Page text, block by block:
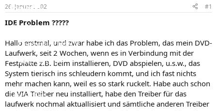
Forum
Aktuelles
Empfohlene Inhalte
Neue Beiträge
Neueste Aktivitäten
Leserartikel
e
r
t
a
26. Januar 2002 #1
IDE Problem ?????
Hallo erstmal, und zwar habe ich das Problem, das mein DVD-
Laufwerk, seit 2 Wochen, wenn es in Verbindung mit der
Festplatte z.B. beim installieren, DVD abspielen, u.s.w., das
System tierisch ins schleudern kommt, und ich fast nichts
mehr machen kann, weil es so stark ruckelt. Habe auch schon
die VIA Treiber neu installiert, habe den Treiber für das
laufwerk nochmal aktuallisiert und sämtliche anderen Treiber